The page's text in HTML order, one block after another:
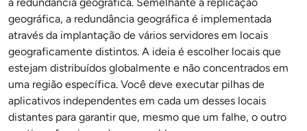
geográfica, a redundância geográfica é implementada
através da implantação de vários servidores em locais
geograficamente distintos. A ideia é escolher locais que
estejam distribuídos globalmente e não concentrados em
uma região específica. Você deve executar pilhas de
aplicativos independentes em cada um desses locais
distantes para garantir que, mesmo que um falhe, o outro